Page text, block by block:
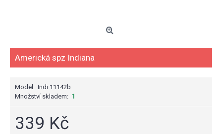
Americká spz Indiana
Model: Indi 11142b
Množství skladem: 1
339 Kč